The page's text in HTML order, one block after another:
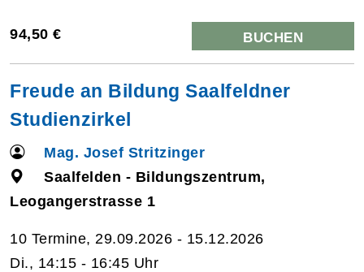
94,50 € BUCHEN
Freude an Bildung Saalfeldner
Studienzirkel
Mag. Josef Stritzinger
Saalfelden - Bildungszentrum,
Leogangerstrasse 1
10 Termine, 29.09.2026 - 15.12.2026
Di., 14:15 - 16:45 Uhr